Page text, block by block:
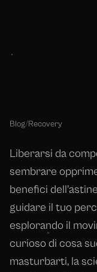
Blog/Recovery
Liberarsi da
sembrare
benefici
guidare il tuo
esplorando il
curioso di cosa
masturbarti, la